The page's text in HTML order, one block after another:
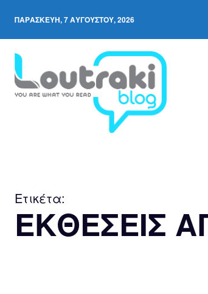
ΠΑΡΑΣΚΕΥΉ, 7 ΑΥΓΟΎΣΤΟΥ, 2026
Ετικέτα:
ΕΚΘΕΣΕΙΣ